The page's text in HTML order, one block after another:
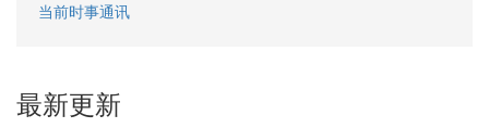
当前时事通讯
最新更新